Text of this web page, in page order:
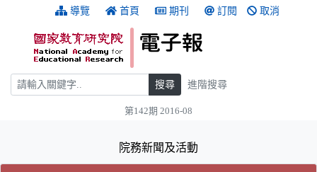
跳到主要內容 導覽 首頁 期刊 訂閱 取消
搜尋 搜尋 進階搜尋
第142期 2016-08
院務新聞及活動